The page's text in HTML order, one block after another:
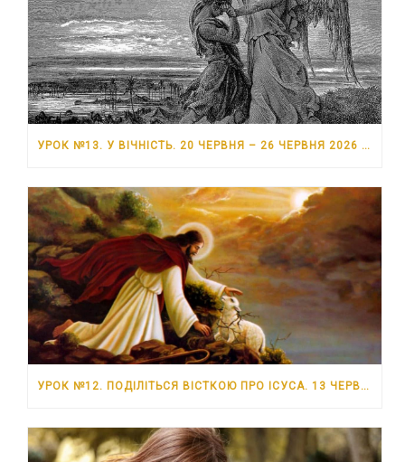
УРОК №13. У ВІЧНІСТЬ. 20 ЧЕРВНЯ – 26 ЧЕРВНЯ 2026 РОКУ
УРОК №12. ПОДІЛІТЬСЯ ВІСТКОЮ ПРО ІСУСА. 13 ЧЕРВНЯ – 19 ЧЕРВНЯ 2026 РОКУ